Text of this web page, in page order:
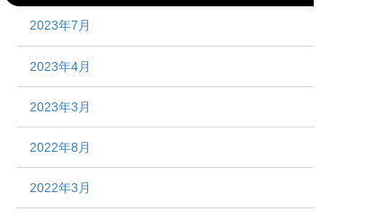
2023年7月
2023年4月
2023年3月
2022年8月
2022年3月